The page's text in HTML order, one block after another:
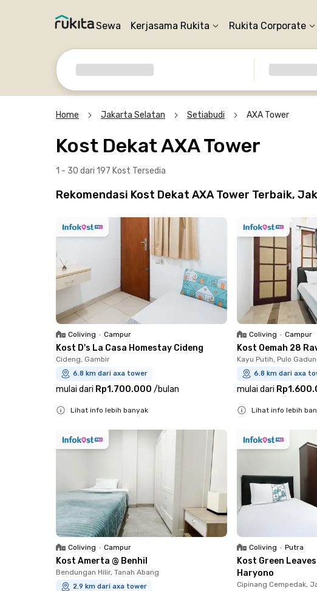
Sewa Kerjasama Rukita Rukita Corporate
Home Jakarta Selatan Setiabudi AXA Tower
Kost Dekat AXA Tower
1 - 30 dari 197 Kost Tersedia
Rekomendasi Kost Dekat AXA Tower Terbaik,
Coliving • Campur
Kost D's La Casa Homestay Cideng
Cideng, Gambir
6.8 km dari axa tower
mulai dari Rp1.700.000 /bulan
Lihat info lebih banyak
Coliving • Campur
Kost Oemah 28
Kayu Putih, Pulo
6.8 km dari axa
mulai dari
Lihat info lebih
Coliving • Campur
Kost Amerta @ Benhil
Bendungan Hilir, Tanah Abang
2.9 km dari axa tower
Coliving • Putra
Kost Green
Haryono
Cipinang Cempedak,